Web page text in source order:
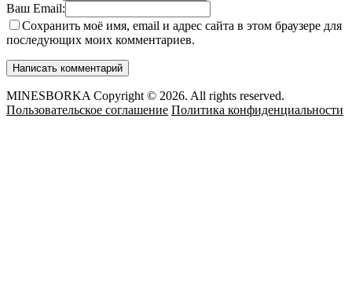
Ваш Email:
Сохранить моё имя, email и адрес сайта в этом браузере для
последующих моих комментариев.
MINESBORKA Copyright © 2026. All rights reserved.
Пользовательское соглашение Политика конфиденциальности